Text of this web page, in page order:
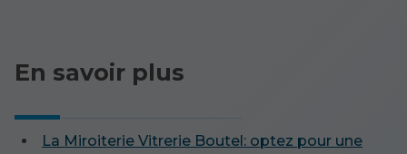
En savoir plus
La Miroiterie Vitrerie Boutel: optez pour une